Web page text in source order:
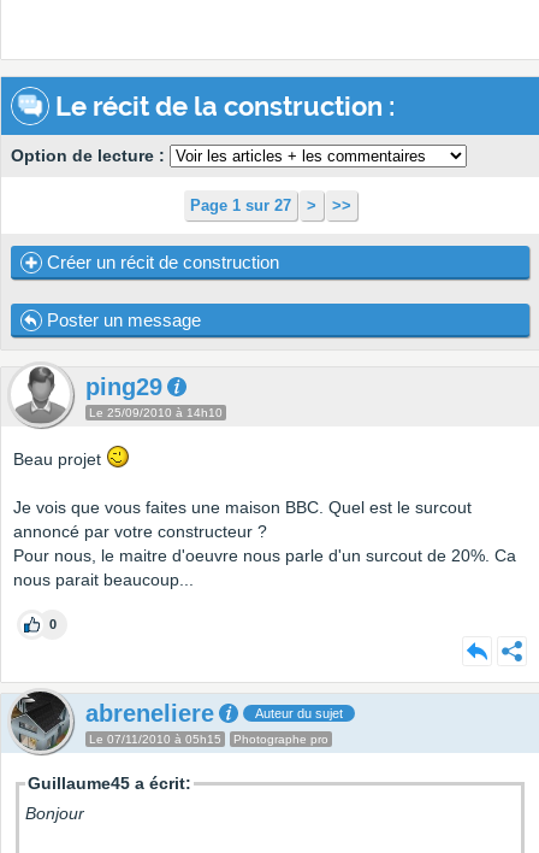
Le récit de la construction :
Option de lecture :
Page 1 sur 27 > >>
Créer un récit de construction
Poster un message
ping29
Le 25/09/2010 à 14h10
Beau projet
Je vois que vous faites une maison BBC. Quel est le surcout
annoncé par votre constructeur ?
Pour nous, le maitre d'oeuvre nous parle d'un surcout de 20%. Ca
nous parait beaucoup...
0
abreneliere Auteur du sujet
Le 07/11/2010 à 05h15 Photographe pro
Guillaume45 a écrit:
Bonjour